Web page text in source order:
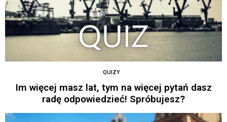
QUIZY
Im więcej masz lat, tym na więcej pytań dasz
radę odpowiedzieć! Spróbujesz?